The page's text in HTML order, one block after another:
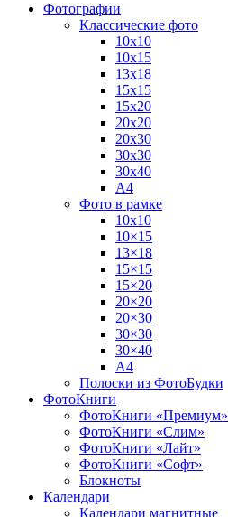
Фотографии
Классические фото
10х10
10х15
13х18
15х15
15х20
20х20
20х30
30х30
30х40
А4
Фото в рамке
10х10
10×15
13×18
15×15
15×20
20×20
20×30
30×30
30×40
A4
Полоски из ФотоБудки
ФотоКниги
ФотоКниги «Премиум»
ФотоКниги «Слим»
ФотоКниги «Лайт»
ФотоКниги «Софт»
Блокноты
Календари
Календари магнитные